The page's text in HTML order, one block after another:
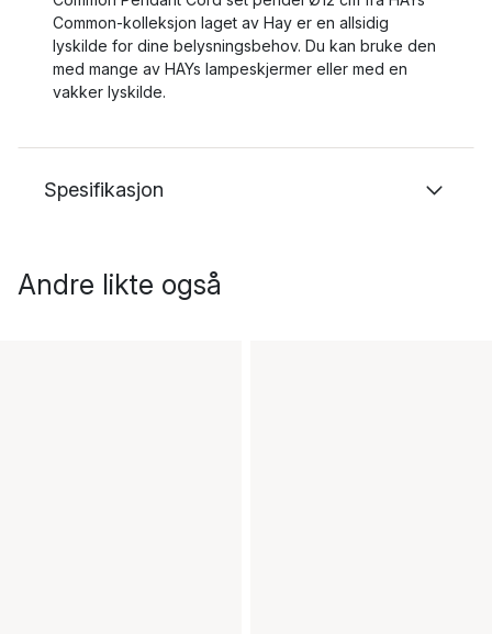
Common-kolleksjon laget av Hay er en allsidig
lyskilde for dine belysningsbehov. Du kan bruke den
med mange av HAYs lampeskjermer eller med en
vakker lyskilde.
Spesifikasjon
Andre likte også